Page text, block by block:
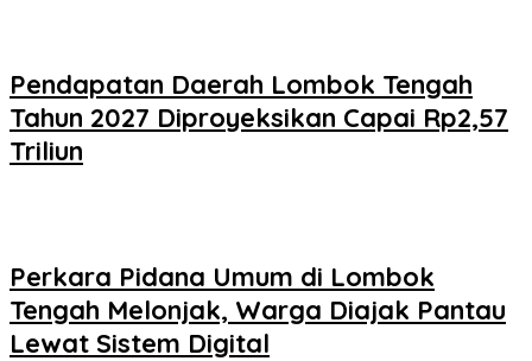
Pendapatan Daerah Lombok Tengah
Tahun 2027 Diproyeksikan Capai Rp2,57
Triliun
Perkara Pidana Umum di Lombok
Tengah Melonjak, Warga Diajak Pantau
Lewat Sistem Digital